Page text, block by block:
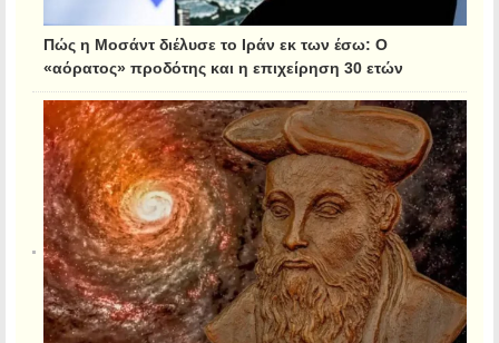
Πώς η Μοσάντ διέλυσε το Ιράν εκ των έσω: Ο
«αόρατος» προδότης και η επιχείρηση 30 ετών